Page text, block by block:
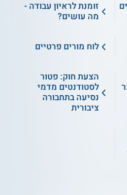
זומנת לראיון עבודה -
מה עושים?
לוח מורים פרטיים
הצעת חוק: פטור
לסטודנטים מדמי
נסיעה בתחבורה
ציבורית